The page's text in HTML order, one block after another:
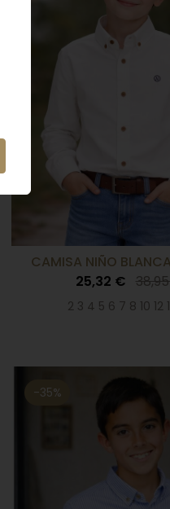
CAMISA NIÑO
25,32 €
2 3 4 5 6 7 8 10 12
-35%